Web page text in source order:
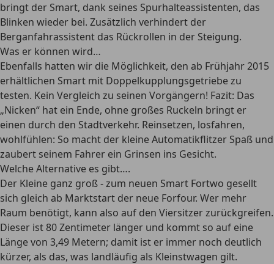
bringt der Smart, dank seines Spurhalteassistenten, das
Blinken wieder bei. Zusätzlich verhindert der
Berganfahrassistent das Rückrollen in der Steigung.
Was er können wird…
Ebenfalls hatten wir die Möglichkeit, den ab Frühjahr 2015
erhältlichen Smart mit Doppelkupplungsgetriebe zu
testen. Kein Vergleich zu seinen Vorgängern! Fazit: Das
„Nicken“ hat ein Ende, ohne großes Ruckeln bringt er
einen durch den Stadtverkehr. Reinsetzen, losfahren,
wohlfühlen: So macht der kleine Automatikflitzer Spaß und
zaubert seinem Fahrer ein Grinsen ins Gesicht.
Welche Alternative es gibt….
Der Kleine ganz groß - zum neuen Smart Fortwo gesellt
sich gleich ab Marktstart der neue Forfour. Wer mehr
Raum benötigt, kann also auf den Viersitzer zurückgreifen.
Dieser ist 80 Zentimeter länger und kommt so auf eine
Länge von 3,49 Metern; damit ist er immer noch deutlich
kürzer, als das, was landläufig als Kleinstwagen gilt.